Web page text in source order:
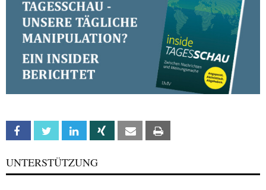
Facebook Twitter Linkedin Xing Email
UNTERSTÜTZUNG